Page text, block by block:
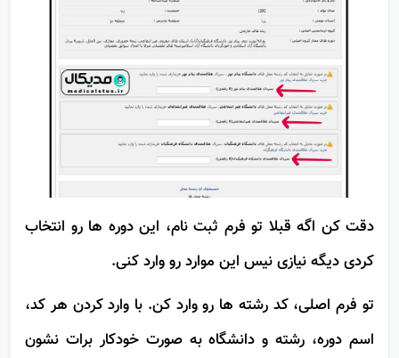
دقت کن اگه قبلا تو فرم ثبت نام، این دوره ها رو انتخاب
کردی دیگه نیازی نیس این موارد رو وارد کنی.
تو فرم اصلی، کد رشته ها رو وارد کن. با وارد کردن هر کد،